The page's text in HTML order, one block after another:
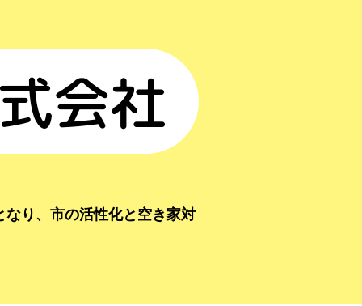
会社
り、市の活性化と空き家対